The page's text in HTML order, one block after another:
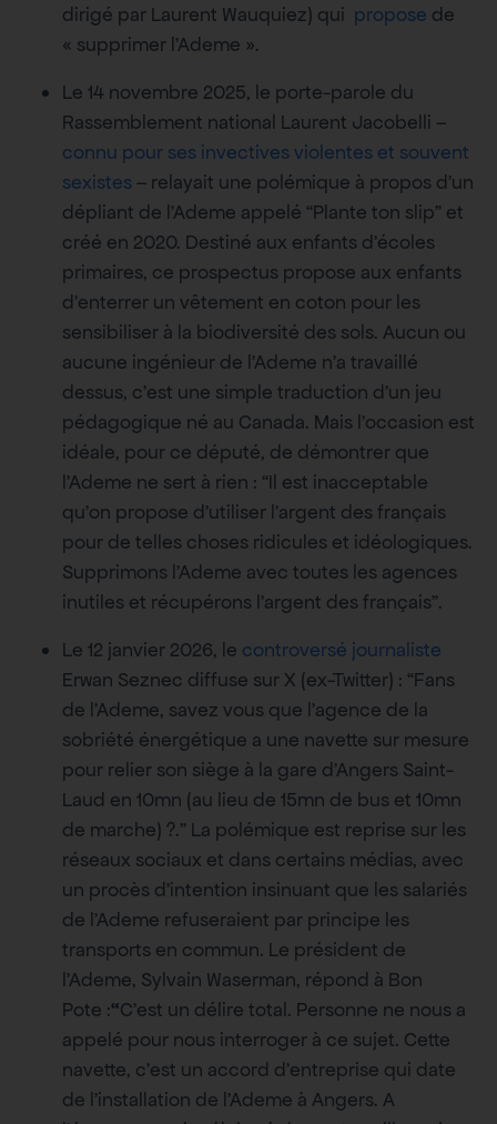
dirigé par Laurent Wauquiez) qui propose de
« supprimer l’Ademe ».
Le 14 novembre 2025, le porte-parole du
Rassemblement national Laurent Jacobelli –
connu pour ses invectives violentes et souvent
sexistes – relayait une polémique à propos d’un
dépliant de l’Ademe appelé “Plante ton slip” et
créé en 2020. Destiné aux enfants d’écoles
primaires, ce prospectus propose aux enfants
d’enterrer un vêtement en coton pour les
sensibiliser à la biodiversité des sols. Aucun ou
aucune ingénieur de l’Ademe n’a travaillé
dessus, c’est une simple traduction d’un jeu
pédagogique né au Canada. Mais l’occasion est
idéale, pour ce député, de démontrer que
l’Ademe ne sert à rien : “Il est inacceptable
qu’on propose d’utiliser l’argent des français
pour de telles choses ridicules et idéologiques.
Supprimons l’Ademe avec toutes les agences
inutiles et récupérons l’argent des français”.
Le 12 janvier 2026, le controversé journaliste
Erwan Seznec diffuse sur X (ex-Twitter) : “Fans
de l’Ademe, savez vous que l’agence de la
sobriété énergétique a une navette sur mesure
pour relier son siège à la gare d’Angers Saint-
Laud en 10mn (au lieu de 15mn de bus et 10mn
de marche) ?.” La polémique est reprise sur les
réseaux sociaux et dans certains médias, avec
un procès d’intention insinuant que les salariés
de l’Ademe refuseraient par principe les
transports en commun. Le président de
l’Ademe, Sylvain Waserman, répond à Bon
Pote :“C’est un délire total. Personne ne nous a
appelé pour nous interroger à ce sujet. Cette
navette, c’est un accord d’entreprise qui date
de l’installation de l’Ademe à Angers. A